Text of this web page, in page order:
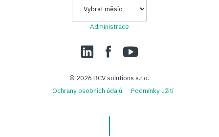
Administrace
LinedIn Facebook
© 2026BCV solutions s.r.o.
Ochrany osobních údajů
Podmínky užití